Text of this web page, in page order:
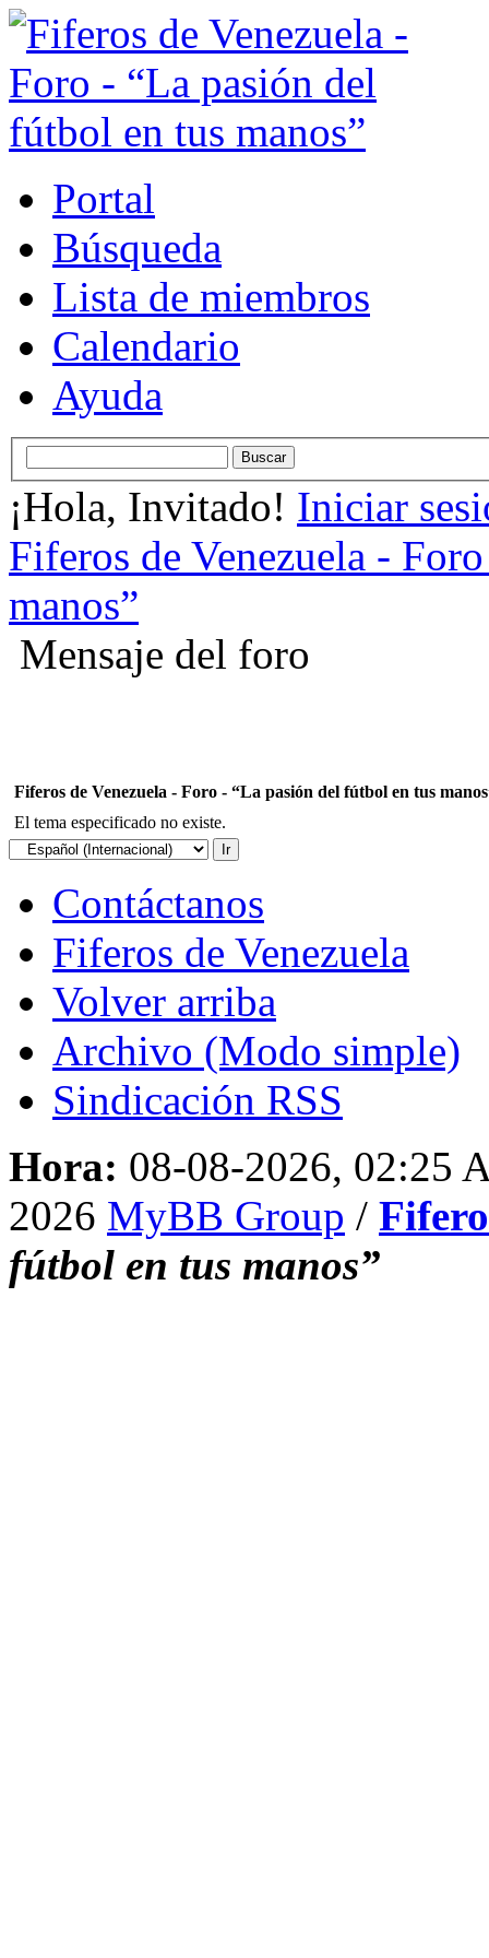
Portal
Búsqueda
Lista de miembros
Calendario
Ayuda
¡Hola, Invitado! Iniciar
Fiferos de Venezuela -
manos”
Mensaje del foro
Fiferos de Venezuela - Foro - “La pasión del fútbol en tus
El tema especificado no existe.
Contáctanos
Fiferos de Venezuela
Volver arriba
Archivo (Modo simple)
Sindicación RSS
Hora: 08-08-2026, 02:25
2026 MyBB Group /
fútbol en tus manos”